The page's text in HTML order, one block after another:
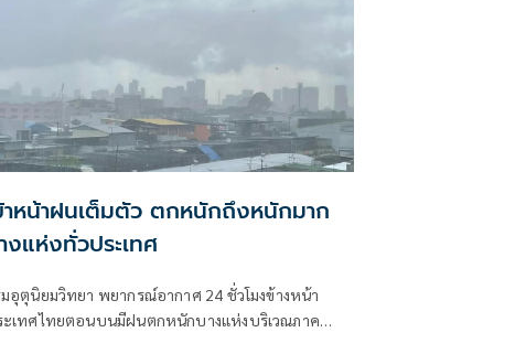
าหน้าฝนเต็มตัว ตกหนักถึงหนักมาก
งแห่งทั่วประเทศ
อุตุนิยมวิทยา พยากรณ์อากาศ 24 ชั่วโมงข้างหน้า
ะเทศไทยตอนบนมีฝนตกหนักบางแห่งบริเวณภาค